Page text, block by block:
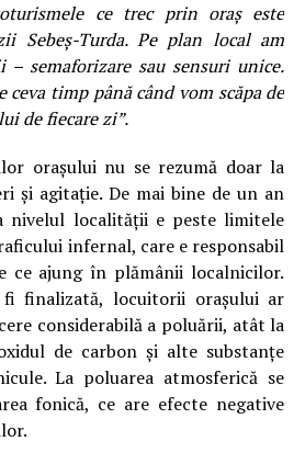
ce trec prin oraș este
Sebeș-Turda. Pe plan local am
semaforizare sau sensuri unice.
ceva timp până când vom scăpa de
de fiecare zi”.
orașului nu se rezumă doar la
şi agitaţie. De mai bine de un an
nivelul localității e peste limitele
infernal, care e responsabil
ce ajung în plămânii localnicilor.
fi finalizată, locuitorii orașului ar
considerabilă a poluării, atât la
de carbon şi alte substanţe
La poluarea atmosferică se
fonică, ce are efecte negative